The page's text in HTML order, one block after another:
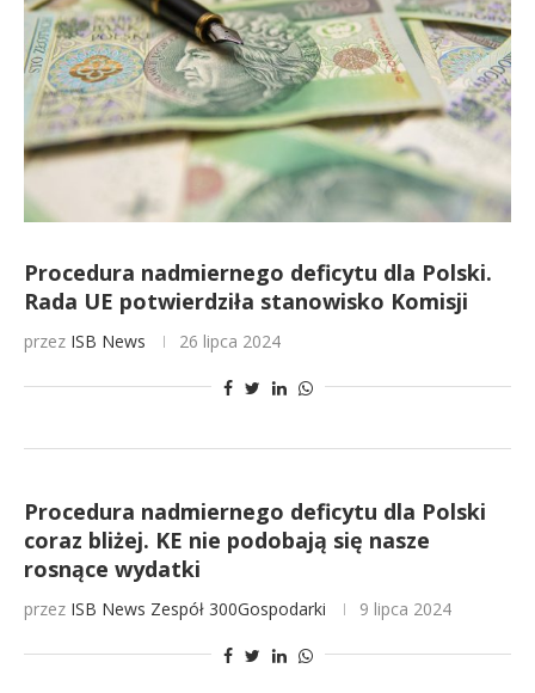
Procedura nadmiernego deficytu dla Polski.
Rada UE potwierdziła stanowisko Komisji
przez ISB News 26 lipca 2024
Procedura nadmiernego deficytu dla Polski
coraz bliżej. KE nie podobają się nasze
rosnące wydatki
przez ISB News Zespół 300Gospodarki 9 lipca 2024